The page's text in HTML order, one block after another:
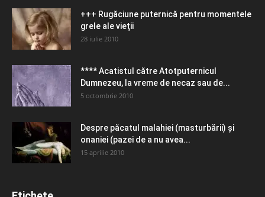
+++ Rugăciune puternică pentru momentele
grele ale vieţii
28 iulie 2010
**** Acatistul către Atotputernicul
Dumnezeu, la vreme de necaz sau de...
5 octombrie 2010
Despre păcatul malahiei (masturbării) şi
onaniei (pazei de a nu avea...
15 aprilie 2010